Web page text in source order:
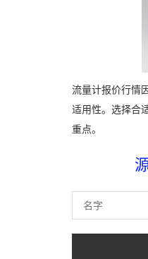
流量计报价行情
适用性。选择合
重点。